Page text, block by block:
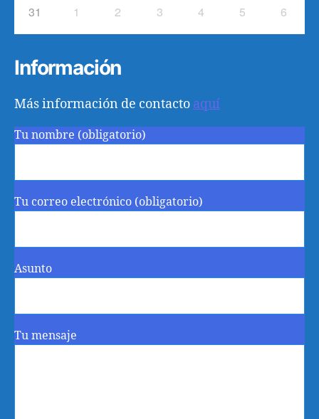
31 1 2 3 4 5 6
Información
Más información de contacto aquí
Tu nombre (obligatorio)
Tu correo electrónico (obligatorio)
Asunto
Tu mensaje